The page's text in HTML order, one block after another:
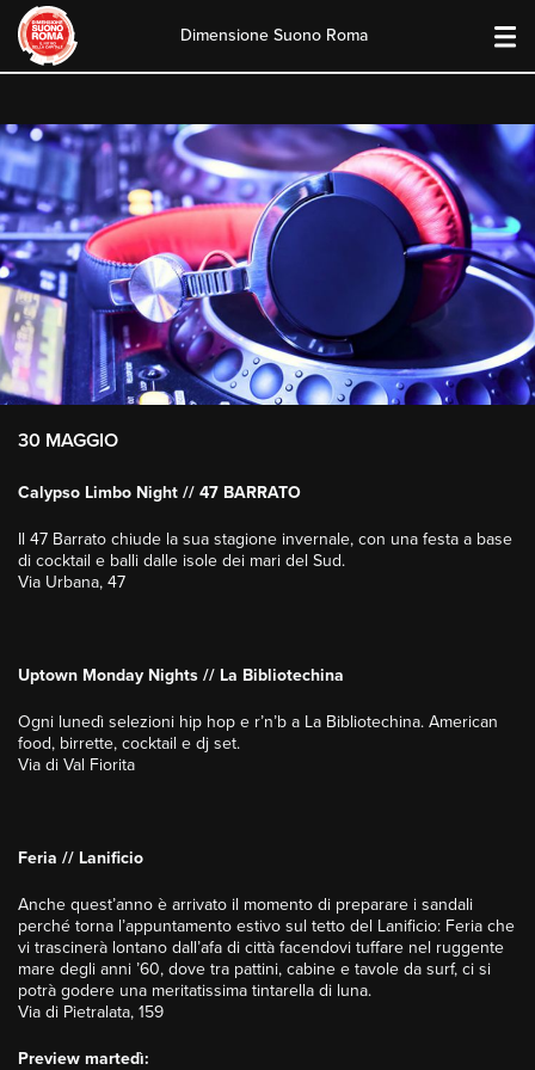
content
Dimensione Suono Roma
30 MAGGIO
Calypso Limbo Night // 47 BARRATO
Il 47 Barrato chiude la sua stagione invernale, con una festa a base
di cocktail e balli dalle isole dei mari del Sud.
Via Urbana, 47
Uptown Monday Nights // La Bibliotechina
Ogni lunedì selezioni hip hop e r’n’b a La Bibliotechina. American
food, birrette, cocktail e dj set.
Via di Val Fiorita
Feria // Lanificio
Anche quest’anno è arrivato il momento di preparare i sandali
perché torna l’appuntamento estivo sul tetto del Lanificio: Feria che
vi trascinerà lontano dall’afa di città facendovi tuffare nel ruggente
mare degli anni ’60, dove tra pattini, cabine e tavole da surf, ci si
potrà godere una meritatissima tintarella di luna.
Via di Pietralata, 159
Preview martedì: